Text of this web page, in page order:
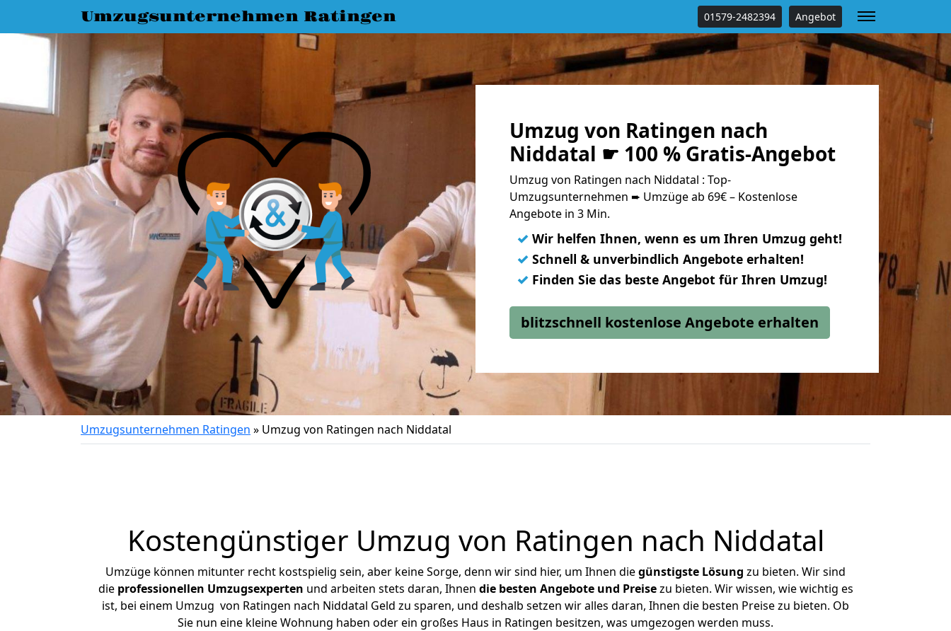
Umzugsunternehmen Ratingen 01579-2482394 Angebot
Umzug von Ratingen nach
Niddatal ☛ 100 % Gratis-Angebot
Umzug von Ratingen nach Niddatal : Top-
Umzugsunternehmen ➨ Umzüge ab 69€ – Kostenlose
Angebote in 3 Min.
✓ Wir helfen Ihnen, wenn es um Ihren Umzug geht!
✓ Schnell & unverbindlich Angebote erhalten!
✓ Finden Sie das beste Angebot für Ihren Umzug!
blitzschnell kostenlose Angebote erhalten
Umzugsunternehmen Ratingen » Umzug von Ratingen nach Niddatal
Kostengünstiger Umzug von Ratingen nach Niddatal
Umzüge können mitunter recht kostspielig sein, aber keine Sorge, denn wir sind hier, um Ihnen diegünstigste Lösung zu bieten. Wir sind
die professionellen Umzugsexperten und arbeiten stets daran, Ihnen die besten Angebote und Preisezu bieten. Wir wissen, wie wichtig es
ist, bei einem Umzug von Ratingen nach Niddatal Geld zu sparen, und deshalb setzen wir alles daran, Ihnen die besten Preise zu bieten. Ob
Sie nun eine kleine Wohnung haben oder ein großes Haus in Ratingen besitzen, was umgezogen werden muss.